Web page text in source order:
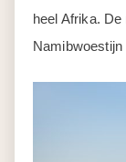
heel Afrika.